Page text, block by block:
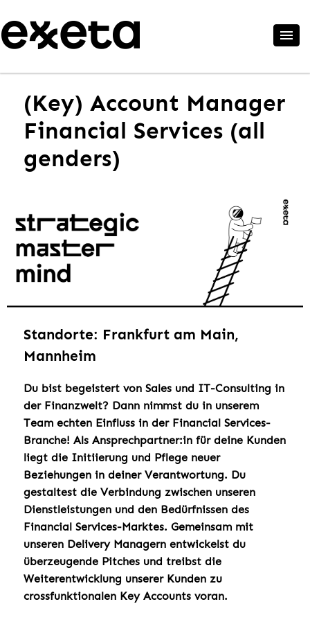
(Key) Account Manager
Financial Services (all
genders)
Standorte: Frankfurt am Main,
Mannheim
Du bist begeistert von Sales und IT-Consulting in
der Finanzwelt? Dann nimmst du in unserem
Team echten Einfluss in der Financial Services-
Branche! Als Ansprechpartner:in für deine Kunden
liegt die Initiierung und Pflege neuer
Beziehungen in deiner Verantwortung. Du
gestaltest die Verbindung zwischen unseren
Dienstleistungen und den Bedürfnissen des
Financial Services-Marktes. Gemeinsam mit
unseren Delivery Managern entwickelst du
überzeugende Pitches und treibst die
Weiterentwicklung unserer Kunden zu
crossfunktionalen Key Accounts voran.